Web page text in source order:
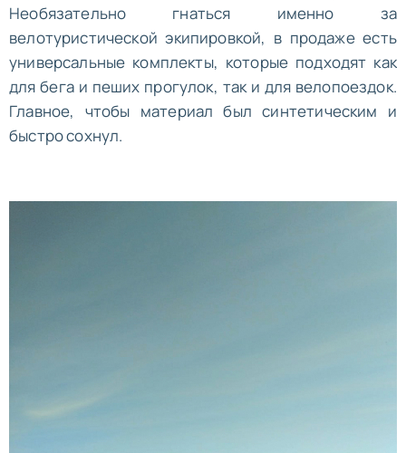
Необязательно гнаться именно за
велотуристической экипировкой, в продаже есть
универсальные комплекты, которые подходят как
для бега и пеших прогулок, так и для велопоездок.
Главное, чтобы материал был синтетическим и
быстро сохнул.